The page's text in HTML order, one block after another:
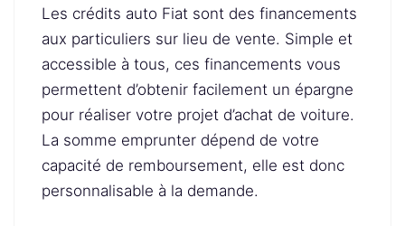
Les crédits auto Fiat sont des financements
aux particuliers sur lieu de vente. Simple et
accessible à tous, ces financements vous
permettent d’obtenir facilement un épargne
pour réaliser votre projet d’achat de voiture.
La somme emprunter dépend de votre
capacité de remboursement, elle est donc
personnalisable à la demande.